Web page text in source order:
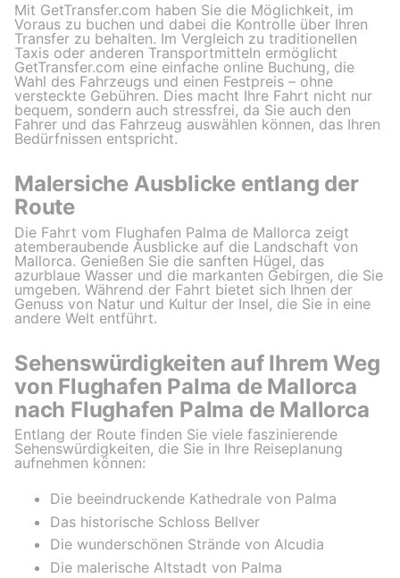
Mit GetTransfer.com haben Sie die Möglichkeit, im
Voraus zu buchen und dabei die Kontrolle über Ihren
Transfer zu behalten. Im Vergleich zu traditionellen
Taxis oder anderen Transportmitteln ermöglicht
GetTransfer.com eine einfache online Buchung, die
Wahl des Fahrzeugs und einen Festpreis – ohne
versteckte Gebühren. Dies macht Ihre Fahrt nicht nur
bequem, sondern auch stressfrei, da Sie auch den
Fahrer und das Fahrzeug auswählen können, das Ihren
Bedürfnissen entspricht.
Malersiche Ausblicke entlang der
Route
Die Fahrt vom Flughafen Palma de Mallorca zeigt
atemberaubende Ausblicke auf die Landschaft von
Mallorca. Genießen Sie die sanften Hügel, das
azurblaue Wasser und die markanten Gebirgen, die Sie
umgeben. Während der Fahrt bietet sich Ihnen der
Genuss von Natur und Kultur der Insel, die Sie in eine
andere Welt entführt.
Sehenswürdigkeiten auf Ihrem Weg
von Flughafen Palma de Mallorca
nach Flughafen Palma de Mallorca
Entlang der Route finden Sie viele faszinierende
Sehenswürdigkeiten, die Sie in Ihre Reiseplanung
aufnehmen können:
Die beeindruckende Kathedrale von Palma
Das historische Schloss Bellver
Die wunderschönen Strände von Alcudia
Die malerische Altstadt von Palma